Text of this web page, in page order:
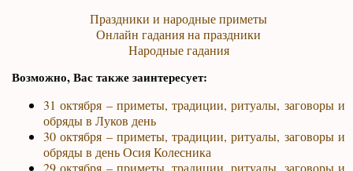
Праздники и народные приметы
Онлайн гадания на праздники
Народные гадания
Возможно, Вас также заинтересует:
31 октября – приметы, традиции, ритуалы, заговоры и
обряды в Луков день
30 октября – приметы, традиции, ритуалы, заговоры и
обряды в день Осия Колесника
29 октября – приметы, традиции, ритуалы, заговоры и